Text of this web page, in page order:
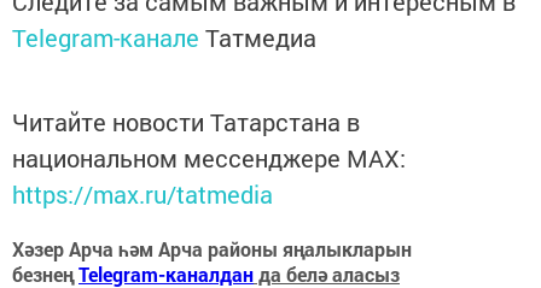
Telegram-канале Татмедиа
Читайте новости Татарстана в
национальном мессенджере MАХ:
https://max.ru/tatmedia
Хәзер Арча һәм Арча районы яңалыкларын
безнеңTelegram-каналданда белә аласыз